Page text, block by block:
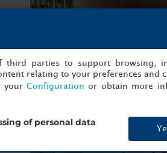
parties to support browsing,
relating to your preferences and
your Configuration or obtain more
of personal data